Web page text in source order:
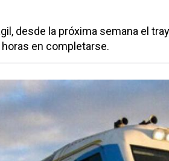
desde la próxima semana el
en completarse.